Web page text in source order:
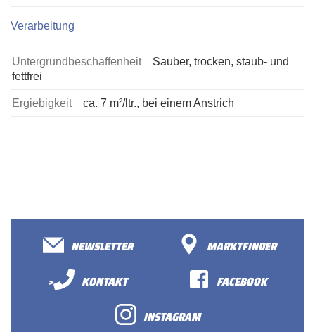
Verarbeitung
Untergrundbeschaffenheit
Sauber, trocken, staub- und
fettfrei
Ergiebigkeit ca. 7 m²/ltr., bei einem Anstrich
NEWSLETTER
MARKTFINDER
>
KONTAKT
FACEBOOK
INSTAGRAM